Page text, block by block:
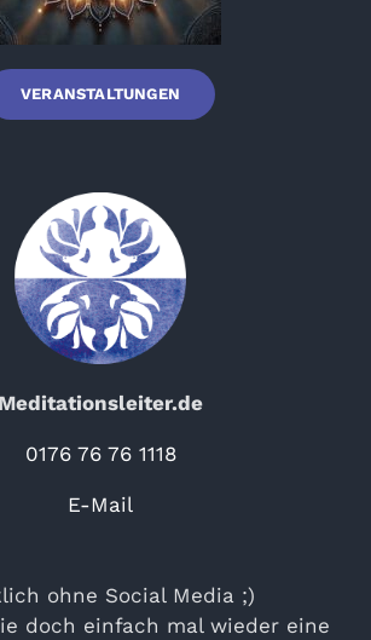
VERANSTALTUNGEN
Meditationsleiter.de
0176 76 76 1118
E-Mail
ohne Social Media ;)
doch einfach mal wieder eine